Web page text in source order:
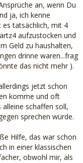
an, wenn Du
ja, ich kenne
es tatsächlich, mit 4
aufzustocken und
Geld zu haushalten,
drinne waren...frag
das nicht mehr ).
jetzt schon
komme und oft
schaffen soll,
sprechen würde.
Hilfe, das war schon
in einer klassischen
obwohl mir, als